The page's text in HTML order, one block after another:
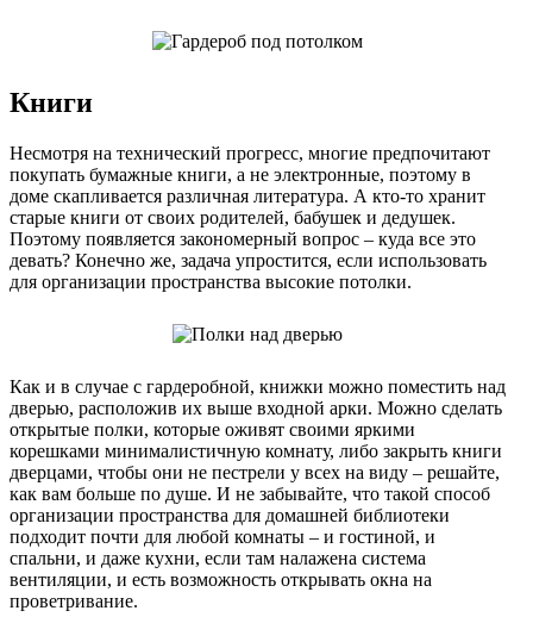
Книги
Несмотря на технический прогресс, многие предпочитают
покупать бумажные книги, а не электронные, поэтому в
доме скапливается различная литература. А кто-то хранит
старые книги от своих родителей, бабушек и дедушек.
Поэтому появляется закономерный вопрос – куда все это
девать? Конечно же, задача упростится, если использовать
для организации пространства высокие потолки.
Как и в случае с гардеробной, книжки можно поместить над
дверью, расположив их выше входной арки. Можно сделать
открытые полки, которые оживят своими яркими
корешками минималистичную комнату, либо закрыть книги
дверцами, чтобы они не пестрели у всех на виду – решайте,
как вам больше по душе. И не забывайте, что такой способ
организации пространства для домашней библиотеки
подходит почти для любой комнаты – и гостиной, и
спальни, и даже кухни, если там налажена система
вентиляции, и есть возможность открывать окна на
проветривание.